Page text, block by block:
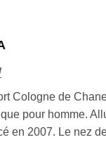
Cologne de
pour homme.
en 2007. Le nez